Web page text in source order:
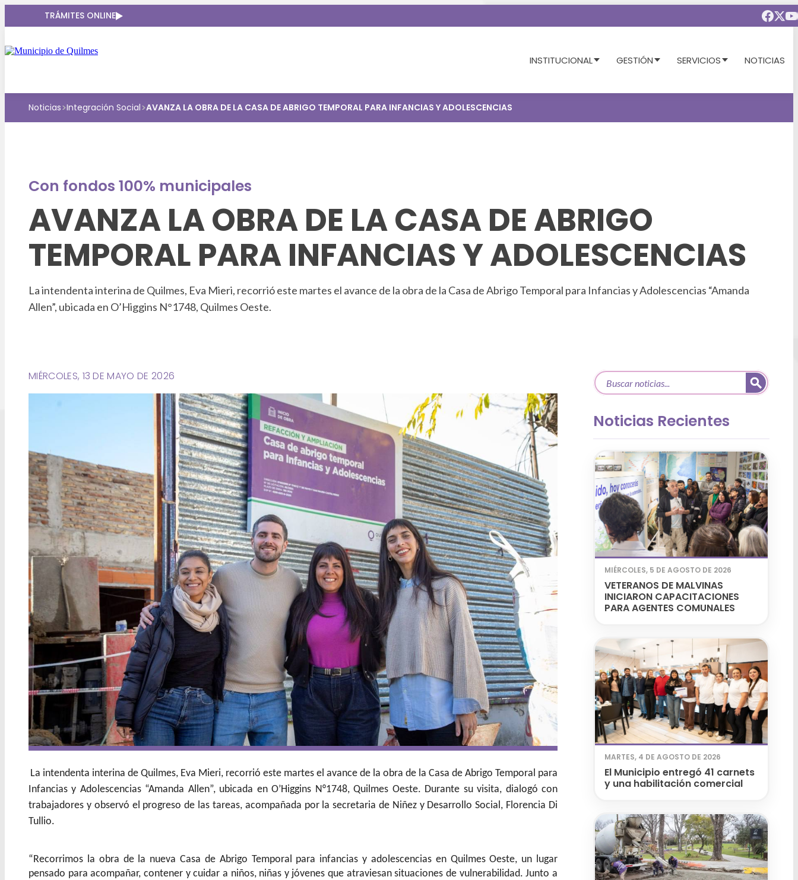
TRÁMITES ONLINE
INSTITUCIONAL GESTIÓN SERVICIOS NOTICIAS
Noticias>Integración Social>AVANZA LA OBRA DE LA CASA DE ABRIGO TEMPORAL PARA INFANCIAS Y ADOLESCENCIAS
Con fondos 100% municipales
AVANZA LA OBRA DE LA CASA DE ABRIGO
TEMPORAL PARA INFANCIAS Y ADOLESCENCIAS
La intendenta interina de Quilmes, Eva Mieri, recorrió este martes el avance de la obra de la Casa de Abrigo Temporal para Infancias y Adolescencias “Amanda
Allen”, ubicada en O’Higgins N°1748, Quilmes Oeste.
MIÉRCOLES, 13 DE MAYO DE 2026
La intendenta interina de Quilmes, Eva Mieri, recorrió este martes el avance de la obra de la Casa de Abrigo Temporal para
Infancias y Adolescencias “Amanda Allen”, ubicada en O’Higgins N°1748, Quilmes Oeste. Durante su visita, dialogó con
trabajadores y observó el progreso de las tareas, acompañada por la secretaria de Niñez y Desarrollo Social, Florencia Di
Tullio.
“Recorrimos la obra de la nueva Casa de Abrigo Temporal para infancias y adolescencias en Quilmes Oeste, un lugar
pensado para acompañar, contener y cuidar a niños, niñas y jóvenes que atraviesan situaciones de vulnerabilidad. Junto a
Noticias Recientes
MIÉRCOLES, 5 DE AGOSTO DE 2026
VETERANOS DE MALVINAS
INICIARON CAPACITACIONES
PARA AGENTES COMUNALES
MARTES, 4 DE AGOSTO DE 2026
El Municipio entregó 41 carnets
y una habilitación comercial